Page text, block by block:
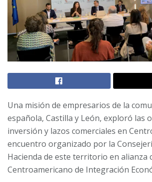
Una misión de empresarios de la
española, Castilla y León, exploró las
inversión y lazos comerciales en
encuentro organizado por la
Hacienda de este territorio en alianza
Centroamericano de Integración